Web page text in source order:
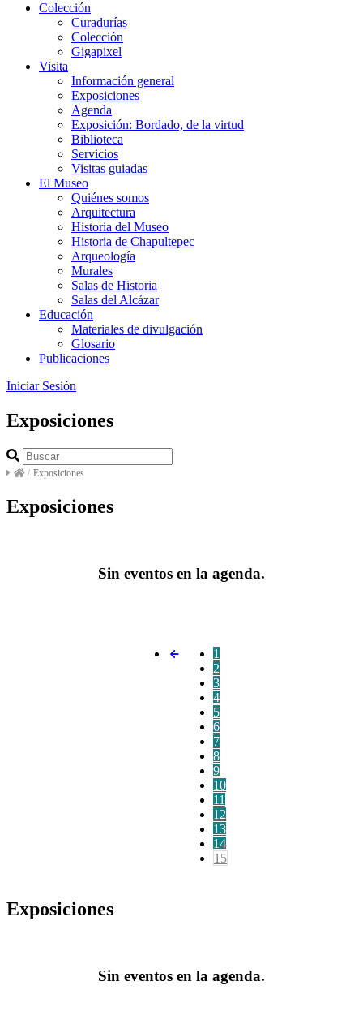
Colección
Curadurías
Colección
Gigapixel
Visita
Información general
Exposiciones
Agenda
Exposición: Bordado, de la virtud
Biblioteca
Servicios
Visitas guiadas
El Museo
Quiénes somos
Arquitectura
Historia del Museo
Historia de Chapultepec
Arqueología
Murales
Salas de Historia
Salas del Alcázar
Educación
Materiales de divulgación
Glosario
Publicaciones
Iniciar Sesión
Exposiciones
/ Exposiciones
Exposiciones
Sin eventos en la agenda.
1
2
3
4
5
6
7
8
9
10
11
12
13
14
15
Exposiciones
Sin eventos en la agenda.